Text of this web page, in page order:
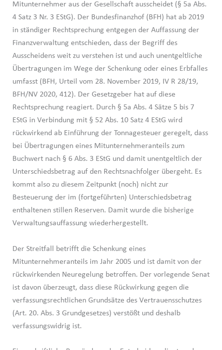
Mitunternehmer aus der Gesellschaft ausscheidet (§ 5a Abs.
4 Satz 3 Nr. 3 EStG). Der Bundesfinanzhof (BFH) hat ab 2019
in ständiger Rechtsprechung entgegen der Auffassung der
Finanzverwaltung entschieden, dass der Begriff des
Ausscheidens weit zu verstehen ist und auch unentgeltliche
Übertragungen im Wege der Schenkung oder eines Erbfalles
umfasst (BFH, Urteil vom 28. November 2019, IV R 28/19,
BFH/NV 2020, 412). Der Gesetzgeber hat auf diese
Rechtsprechung reagiert. Durch § 5a Abs. 4 Sätze 5 bis 7
EStG in Verbindung mit § 52 Abs. 10 Satz 4 EStG wird
rückwirkend ab Einführung der Tonnagesteuer geregelt, dass
bei Übertragungen eines Mitunternehmeranteils zum
Buchwert nach § 6 Abs. 3 EStG und damit unentgeltlich der
Unterschiedsbetrag auf den Rechtsnachfolger übergeht. Es
kommt also zu diesem Zeitpunkt (noch) nicht zur
Besteuerung der im (fortgeführten) Unterschiedsbetrag
enthaltenen stillen Reserven. Damit wurde die bisherige
Verwaltungsauffassung wiederhergestellt.
Der Streitfall betrifft die Schenkung eines
Mitunternehmeranteils im Jahr 2005 und ist damit von der
rückwirkenden Neuregelung betroffen. Der vorlegende Senat
ist davon überzeugt, dass diese Rückwirkung gegen die
verfassungsrechtlichen Grundsätze des Vertrauensschutzes
(Art. 20. Abs. 3 Grundgesetzes) verstößt und deshalb
verfassungswidrig ist.